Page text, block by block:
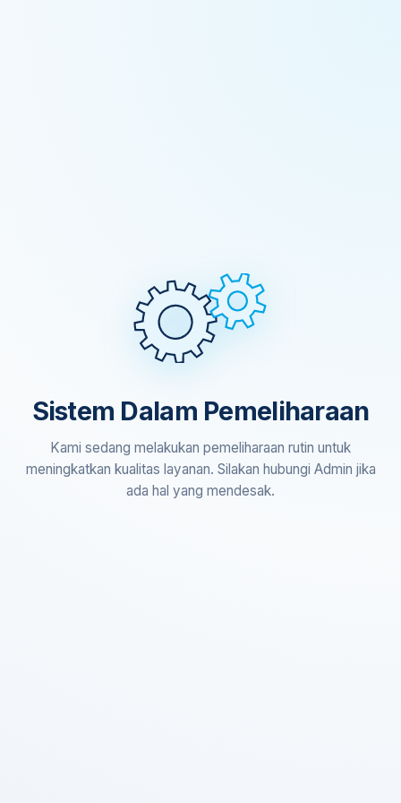
Sistem Dalam Pemeliharaan
Kami sedang melakukan pemeliharaan rutin untuk
meningkatkan kualitas layanan. Silakan hubungi Admin jika
ada hal yang mendesak.